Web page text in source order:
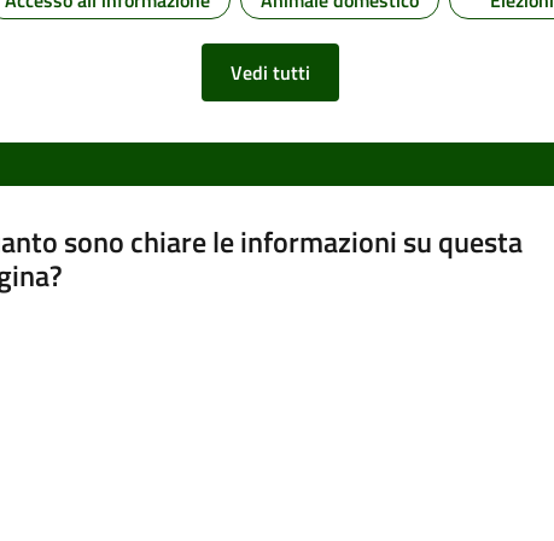
Vedi tutti
sono chiare le informazioni su questa